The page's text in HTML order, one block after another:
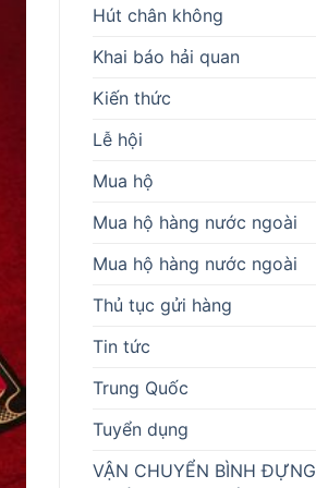
Hút chân không
Khai báo hải quan
Kiến thức
Lễ hội
Mua hộ
Mua hộ hàng nước ngoài
Mua hộ hàng nước ngoài
Thủ tục gửi hàng
Tin tức
Trung Quốc
Tuyển dụng
VẬN CHUYỂN BÌNH ĐỰNG